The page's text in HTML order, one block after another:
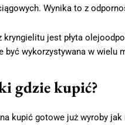
Wynika to z
kryngielitu jest płyta
być wykorzystywana w wielu
gdzie kupić?
kupić gotowe już wyroby